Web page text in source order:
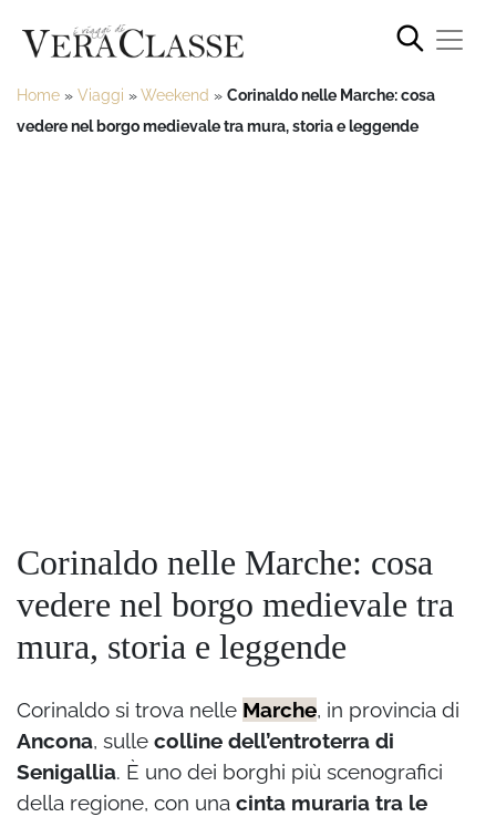
Home » Viaggi »Weekend » Corinaldo nelle Marche: cosa
vedere nel borgo medievale tra mura, storia e leggende
Corinaldo nelle Marche: cosa
vedere nel borgo medievale tra
mura, storia e leggende
Corinaldo si trova nelle Marche, in provincia di
Ancona, sulle colline dell’entroterra di
Senigallia. È uno dei borghi più scenografici
della regione, con una cinta muraria tra le